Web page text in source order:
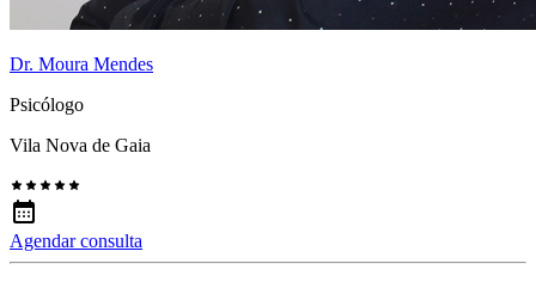
Dr. Moura Mendes
Psicólogo
Vila Nova de Gaia
Agendar consulta